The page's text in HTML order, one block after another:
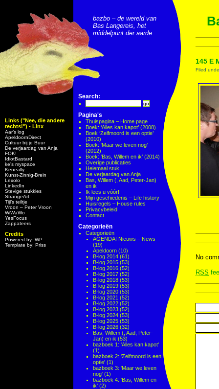
Links ("Nee, die andere
rechts!") - Linx
Aar’s log
ApeldoornDirect
Cultuur bij je Buur
De verjaardag van Anja
FOK!
IdiotBastard
ke's myspace
Keneally
Kunst-Zinnig-Brein
Lexolo
LinkedIn
Stevige stukkies
StrangeArt
Tijl’s teiltje
Vroon – Peter Vroon
WiWaWo
YesFocus
Zappateers
Credits
Powered by: WP
Template by: Priss
bazbo – de wereld van
Bas Langereis, het
middelpunt der aarde
Search:
Pagina's
Thuispagina – Home page
Boek: ‘Alles kan kapot’ (2008)
Boek ‘Zelfmoord is een optie’
(2010)
Boek: ‘Maar we leven nog’
(2012)
Boek: ‘Bas, Willem en ik’ (2014)
Overige publicaties
Helemaal stuk
De verjaardag van Anja
Bas, Willem (, Aad, Peter-Jan)
en ik
Ik lees u vóór!
Mijn geschiedenis – Life history
Huisregels – House rules
Privacybeleid
Contact
Categorieën
Categorieën
AGENDA! Nieuws – News
(19)
Apeldoorn (10)
B-log 2014 (61)
B-log 2015 (53)
B-log 2016 (52)
B-log 2017 (52)
B-log 2018 (53)
B-log 2019 (53)
B-log 2020 (53)
B-log 2021 (52)
B-log 2022 (52)
B-log 2023 (52)
B-log 2024 (53)
B-log 2025 (53)
B-log 2026 (32)
Bas, Willem (, Aad, Peter-
Jan) en ik (53)
bazboek 1: 'Alles kan kapot'
(1)
bazboek 2: 'Zelfmoord is een
optie' (1)
bazboek 3: 'Maar we leven
nog' (1)
bazboek 4: 'Bas, Willem en
ik' (2)
145 E
Filed
No
RSS